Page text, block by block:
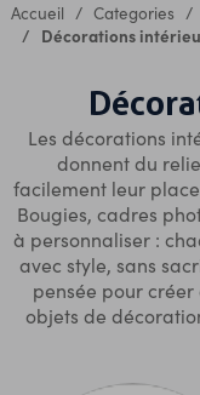
Accueil Categories
Décorations
Les décorations
donnent du
facilement leur
Bougies, cadres
à personnaliser :
avec style, sans
pensée pour créer
objets de